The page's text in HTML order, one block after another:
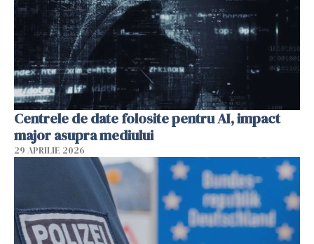
Centrele de date folosite pentru AI, impact
major asupra mediului
29 APRILIE 2026